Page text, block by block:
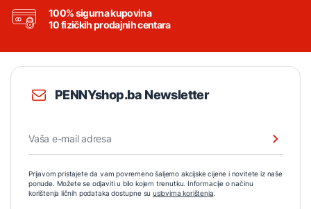
100% sigurna kupovina
10 fizičkih prodajnih centara
PENNYshop.ba Newsletter
Prijavom pristajete da vam povremeno šaljemo akcijske cijene i novitete iz naše
ponude. Možete se odjaviti u bilo kojem trenutku. Informacije o načinu
korištenja ličnih podataka dostupne su uslovima korištenja.